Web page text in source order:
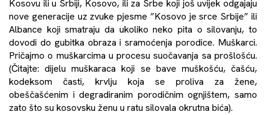
Kosovu ili u Srbiji, Kosovo, ili za Srbe koji još uvijek odgajaju
nove generacije uz zvuke pjesme ”Kosovo je srce Srbije” ili
Albance koji smatraju da ukoliko neko pita o silovanju, to
dovodi do gubitka obraza i sramoćenja porodice. Muškarci.
Pričajmo o muškarcima u procesu suočavanja sa prošlošću.
(Čitajte: dijelu muškaraca koji se bave muškošću, čašću,
kodeksom časti, krvlju koja se proliva za žene,
obeščašćenim i degradiranim porodičnim ognjištem, samo
zato što su kosovsku ženu u ratu silovala okrutna bića).